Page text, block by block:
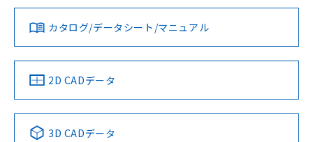
タイムチャート
上、n: 18mm以上
検出領域
ダウンロードデータをご利用いただく前に、以下を必ずお読
みください。
ソフトウェアの使用条件
対応済み
中国 RoHS 注意事項・凡例
LR型式承認
（イギリス
船舶規格）
DNV型式承認
（ノルウェー
BV型式承認
（フランス
KR型式
（韓国
No No No No
カタログ/データシート/マニュアル
2D CADデータ
3D CADデータ